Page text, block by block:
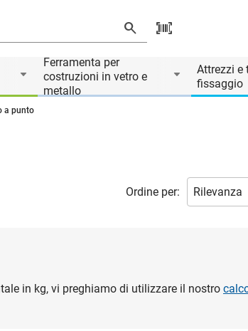
Ferramenta per
costruzioni in vetro e
metallo
Attrezzi e
fissaggio
a punto
Ordine per:
in kg, vi preghiamo di utilizzare il nostro